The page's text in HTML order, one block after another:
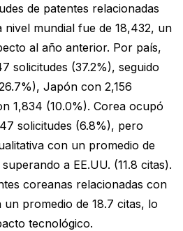
de patentes relacionadas
nivel mundial fue de 18,432, un
al año anterior. Por país,
solicitudes (37.2%), seguido
Japón con 2,156
1,834 (10.0%). Corea ocupó
solicitudes (6.8%), pero
con un promedio de
a EE.UU. (11.8 citas).
coreanas relacionadas con
promedio de 18.7 citas, lo
tecnológico.